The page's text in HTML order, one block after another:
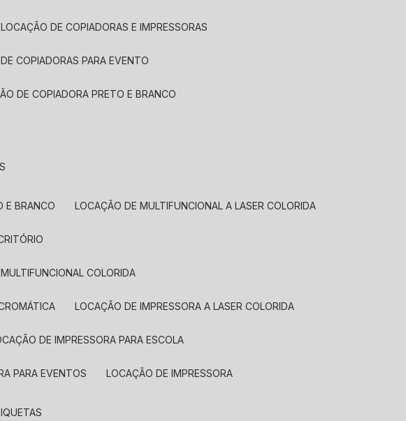
LOCAÇÃO DE COPIADORAS E IMPRESSORAS
DE COPIADORAS PARA EVENTO
DE COPIADORA PRETO E BRANCO
E BRANCO LOCAÇÃO DE MULTIFUNCIONAL A LASER COLORIDA
COLORIDA
LOCAÇÃO DE IMPRESSORA A LASER COLORIDA
DE IMPRESSORA PARA ESCOLA
PARA EVENTOS LOCAÇÃO DE IMPRESSORA